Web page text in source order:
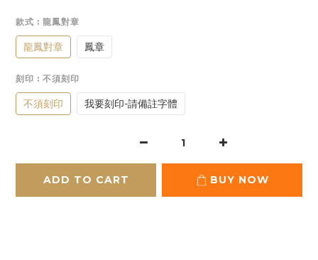
款式 : 龍鳳對章
龍鳳對章 鳳章
刻印 : 不須刻印
不須刻印 我要刻印-請備註字體
ADD TO CART BUY NOW